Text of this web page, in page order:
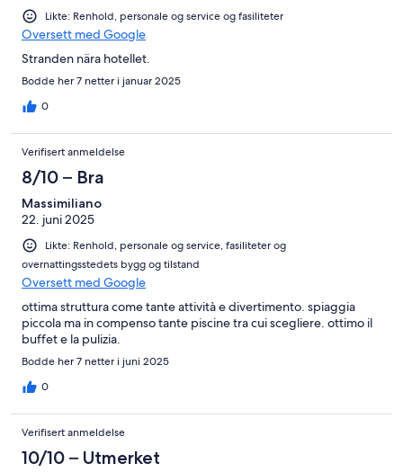
Likte: Renhold, personale og service og fasiliteter
Oversett med Google
Stranden nära hotellet.
Bodde her 7 netter i januar 2025
0
Verifisert anmeldelse
8/10 – Bra
Massimiliano
22. juni 2025
Likte: Renhold, personale og service, fasiliteter og
overnattingsstedets bygg og tilstand
Oversett med Google
ottima struttura come tante attività e divertimento. spiaggia
piccola ma in compenso tante piscine tra cui scegliere. ottimo il
buffet e la pulizia.
Bodde her 7 netter i juni 2025
0
Verifisert anmeldelse
10/10 – Utmerket